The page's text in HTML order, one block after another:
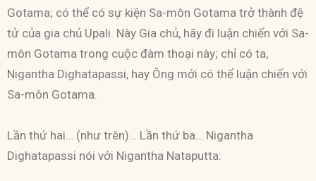
Gotama; có thể có sự kiện Sa-môn Gotama trở thành đệ
tử của gia chủ Upali. Này Gia chủ, hãy đi luận chiến với Sa-
môn Gotama trong cuộc đàm thoại này; chỉ có ta,
Nigantha Dighatapassi, hay Ông mới có thể luận chiến với
Sa-môn Gotama.
Lần thứ hai… (như trên)… Lần thứ ba… Nigantha
Dighatapassi nói với Nigantha Nataputta: